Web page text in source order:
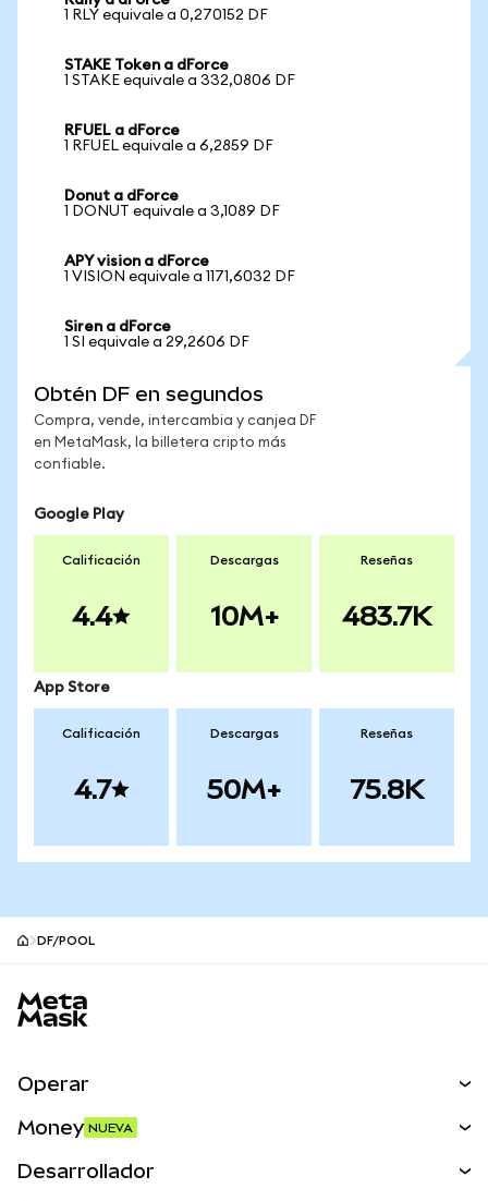
1 RLY equivale a 0,270152 DF
STAKE Token a dForce
1 STAKE equivale a 332,0806 DF
RFUEL a dForce
1 RFUEL equivale a 6,2859 DF
Donut a dForce
1 DONUT equivale a 3,1089 DF
APY vision a dForce
1 VISION equivale a 1171,6032 DF
Siren a dForce
1 SI equivale a 29,2606 DF
Obtén DF en segundos
Compra, vende, intercambia y canjea DF
en MetaMask, la billetera cripto más
confiable.
Google Play
Calificación
4.4
Descargas
10M+
Reseñas
483.7K
App Store
Calificación
4.7
Descargas
50M+
Reseñas
75.8K
DF/POOL
Operar
Money NUEVA
Desarrollador